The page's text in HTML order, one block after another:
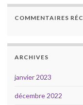
COMMENTAIRES
ARCHIVES
janvier 2023
décembre 2022